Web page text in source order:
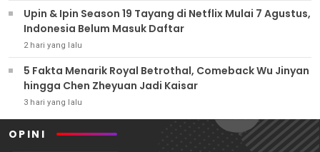
Upin & Ipin Season 19 Tayang di Netflix Mulai 7 Agustus,
Indonesia Belum Masuk Daftar
2 hari yang lalu
5 Fakta Menarik Royal Betrothal, Comeback Wu Jinyan
hingga Chen Zheyuan Jadi Kaisar
3 hari yang lalu
OPINI